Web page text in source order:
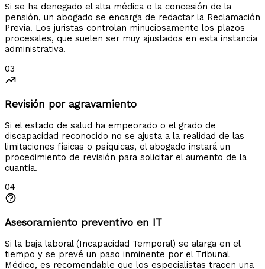
Si se ha denegado el alta médica o la concesión de la
pensión, un abogado se encarga de redactar la Reclamación
Previa. Los juristas controlan minuciosamente los plazos
procesales, que suelen ser muy ajustados en esta instancia
administrativa.
03
Revisión por agravamiento
Si el estado de salud ha empeorado o el grado de
discapacidad reconocido no se ajusta a la realidad de las
limitaciones físicas o psíquicas, el abogado instará un
procedimiento de revisión para solicitar el aumento de la
cuantía.
04
Asesoramiento preventivo en IT
Si la baja laboral (Incapacidad Temporal) se alarga en el
tiempo y se prevé un paso inminente por el Tribunal
Médico, es recomendable que los especialistas tracen una